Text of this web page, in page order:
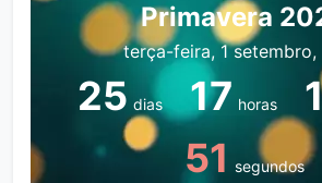
Primavera
terça-feira, 1
25 dias 17 horas
51 segundos